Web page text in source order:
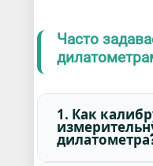
Часто
1. Как